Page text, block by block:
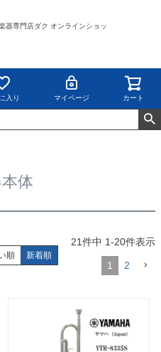
器専門店ダク オンラインショッ
入り マイページ カート
体
順 新着順
21件中 1-20件表示
1 2